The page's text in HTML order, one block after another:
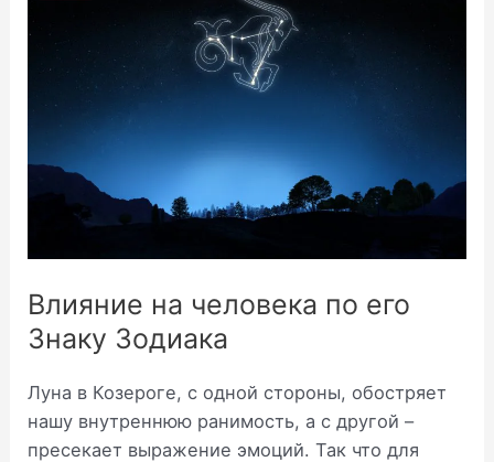
Влияние на человека по его
Знаку Зодиака
Луна в Козероге, с одной стороны, обостряет
нашу внутреннюю ранимость, а с другой –
пресекает выражение эмоций. Так что для